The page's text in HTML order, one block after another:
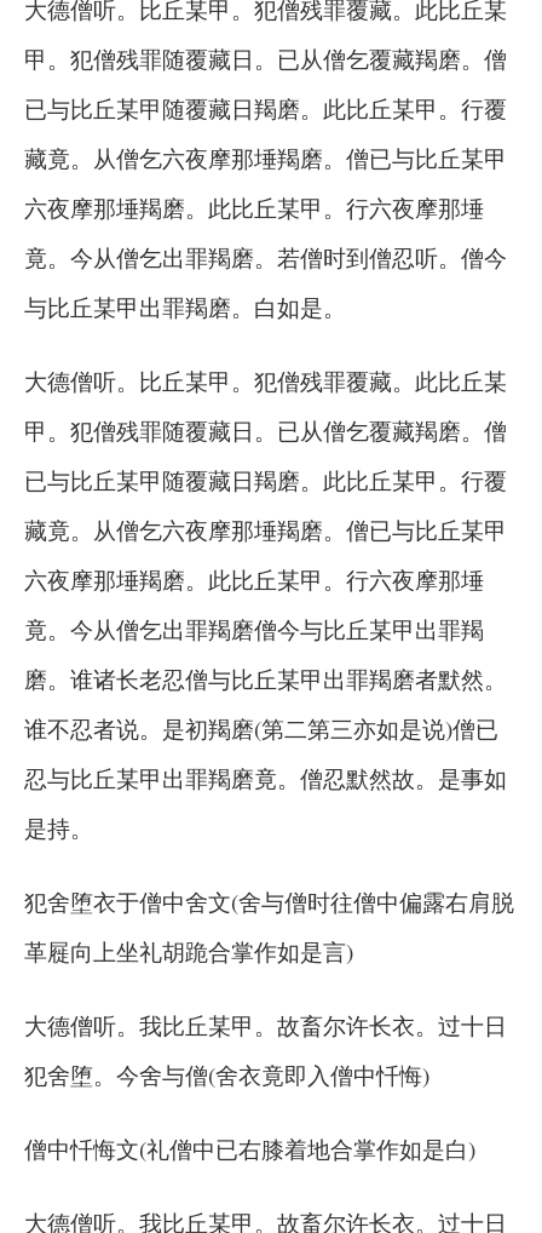
大德僧听。比丘某甲。犯僧残罪覆藏。此比丘某
甲。犯僧残罪随覆藏日。已从僧乞覆藏羯磨。僧
已与比丘某甲随覆藏日羯磨。此比丘某甲。行覆
藏竟。从僧乞六夜摩那埵羯磨。僧已与比丘某甲
六夜摩那埵羯磨。此比丘某甲。行六夜摩那埵
竟。今从僧乞出罪羯磨。若僧时到僧忍听。僧今
与比丘某甲出罪羯磨。白如是。
大德僧听。比丘某甲。犯僧残罪覆藏。此比丘某
甲。犯僧残罪随覆藏日。已从僧乞覆藏羯磨。僧
已与比丘某甲随覆藏日羯磨。此比丘某甲。行覆
藏竟。从僧乞六夜摩那埵羯磨。僧已与比丘某甲
六夜摩那埵羯磨。此比丘某甲。行六夜摩那埵
竟。今从僧乞出罪羯磨僧今与比丘某甲出罪羯
磨。谁诸长老忍僧与比丘某甲出罪羯磨者默然。
谁不忍者说。是初羯磨(第二第三亦如是说)僧已
忍与比丘某甲出罪羯磨竟。僧忍默然故。是事如
是持。
犯舍堕衣于僧中舍文(舍与僧时往僧中偏露右肩脱
革屣向上坐礼胡跪合掌作如是言)
大德僧听。我比丘某甲。故畜尔许长衣。过十日
犯舍堕。今舍与僧(舍衣竟即入僧中忏悔)
僧中忏悔文(礼僧中已右膝着地合掌作如是白)
大德僧听。我比丘某甲。故畜尔许长衣。过十日